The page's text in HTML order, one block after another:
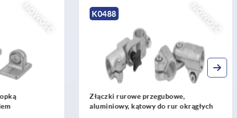
NOWOŚĆ NOWOŚĆ
K0488
Złączki rurowe przegubowe,
aluminiowy, kątowy do rur okrągłych